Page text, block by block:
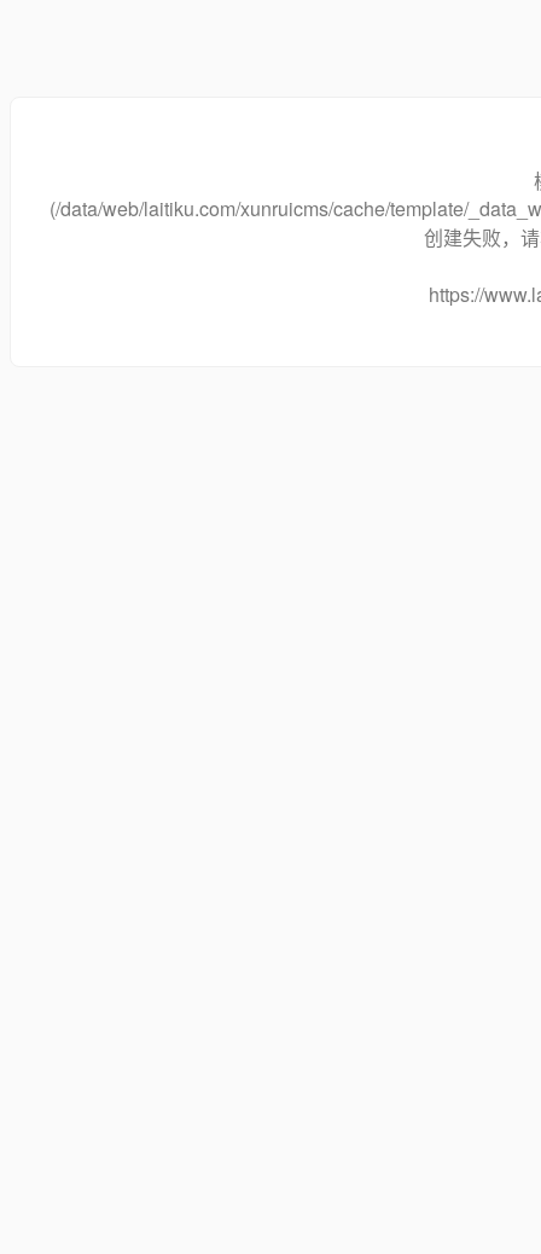
(/data/web/laitiku.com/xunruicms/cache/template/
创建失败，
https://